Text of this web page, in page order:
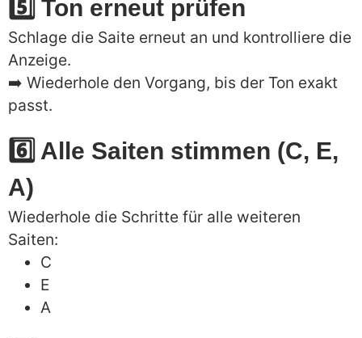
5️⃣ Ton erneut prüfen
Schlage die Saite erneut an und kontrolliere die
Anzeige.
➡️ Wiederhole den Vorgang, bis der Ton exakt
passt.
6️⃣ Alle Saiten stimmen (C, E,
A)
Wiederhole die Schritte für alle weiteren
Saiten:
C
E
A